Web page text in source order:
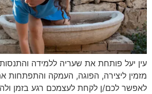
עין יעל פותחת את שעריה ללמידה
מזמין ליצירה, הפוגה, העמקה והתפתחות
לאפשר לכם/ן לקחת לעצמכם רגע בזמן